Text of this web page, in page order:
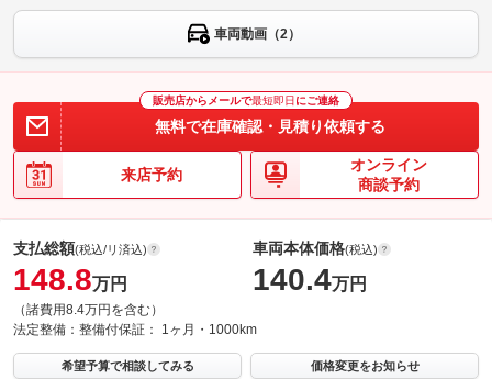
車両動画（2）
販売店からメールで最短即日 にご連絡
無料で在庫確認・見積り依頼する
来店予約
オンライン
商談予約
支払総額(税込/リ済込)
148.8万円
（諸費用8.4万円を含む）
車両本体価格(税込)
140.4万円
法定整備： 整備付保証： 1ヶ月・1000km
希望予算で相談してみる 価格変更をお知らせ